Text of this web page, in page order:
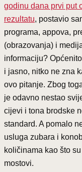
godinu dana prvi put
rezultatu, postavio
programa, appova,
(obrazovanja) i
informaciju?
i jasno, nitko ne zna
ovo pitanje. Zbog
je odavno nestao
cijevi i tona brodske
standard. A pomalo
usluga zubara i
količinama kao što
mostovi.